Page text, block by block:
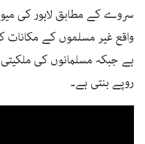
سروے کے مطابق لاہور کی
روپے بنتی ہے۔